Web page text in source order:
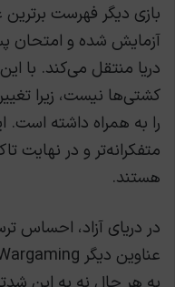
بازی دیگر فهرست
دریا منتقل می‌کند. با
کشتی‌ها نیست، زیرا
را به همراه داشته است.
متفکرانه‌تر و در نهایت
هستند.
در دریای آزاد، احساس